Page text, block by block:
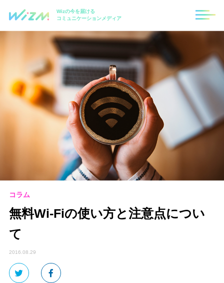
Wizの今を届ける
コミュニケーションメディア
コラム
無料Wi-Fiの使い方と注意点につい
て
2016.08.29